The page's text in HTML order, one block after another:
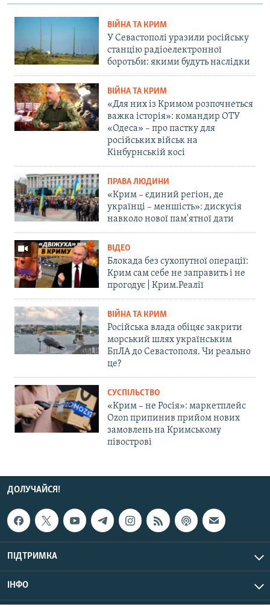
ВІЙНА ТА КРИМ
У Севастополі уразили російську
станцію радіоелектронної
боротьби: якими будуть наслідки
ВІЙНА ТА КРИМ
«Для них із Кримом розпочнеться
важка історія»: командир ОТУ
«Одеса» – про пастку для
російських військ на
Кінбурнській косі
ПРАВА ЛЮДИНИ
«Крим – єдиний регіон, де
українці – меншість»: дискусія
навколо нової пам'ятної дати
ВІДЕО
Блокада без сухопутної операції:
Крим сам себе не заправить і не
прогодує | Крим.Реалії
ВІЙНА ТА КРИМ
Російська влада обіцяє закрити
морський шлях українським
БпЛА до Севастополя. Чи реально
це?
СУСПІЛЬСТВО
«Крим – не Росія»: маркетплейс
Ozon припинив прийом нових
замовлень на Кримському
півострові
ДОЛУЧАЙСЯ!
ПІДТРИМКА
ІНФО